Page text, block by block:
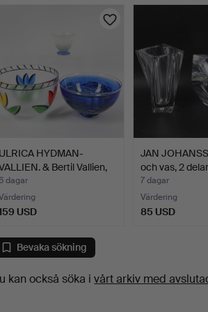
HYDMAN-
& Bertil Vallien,
dagar
USD
JAN
och vas, 2
7 dagar
Värdering
85 USD
Bevaka sökning
kan också söka ivårt arkiv med